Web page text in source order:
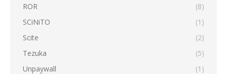
ROR
(8)
SCiNiTO
(1)
Scite
(2)
Tezuka
(5)
Unpaywall
(1)